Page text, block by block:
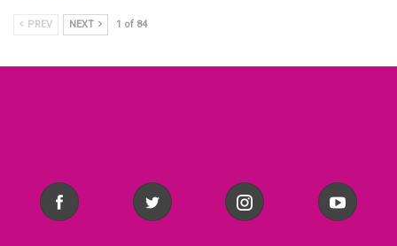
PREV NEXT 1 of 84